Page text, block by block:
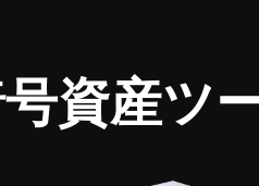
資産ツ